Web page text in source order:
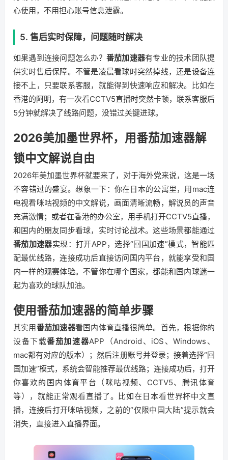
心使用，不用担心账号信息泄露。
5. 售后实时保障，问题随时解决
如果遇到连接问题怎么办？ 番茄加速器有专业的技术团队提
供实时售后保障。不管是凌晨看球时突然掉线，还是设备连
接不上，只要联系客服，就能得到快速响应和解决。比如在
香港的阿明，有一次看CCTV5直播时突然卡顿，联系客服后
5分钟就解决了线路问题，没错过关键进球。
2026美加墨世界杯，用番茄加速器解
锁中文解说自由
2026年美加墨世界杯就要来了，对于海外党来说，这是一场
不容错过的盛宴。想象一下：你在日本的公寓里，用mac连
电视看咪咕视频的中文解说，画面清晰流畅，解说员的声音
充满激情；或者在香港的办公室，用手机打开CCTV5直播，
和国内的朋友同步看球，实时讨论战术。这些场景都能通过
番茄加速器实现：打开APP，选择“回国加速”模式，智能匹
配最优线路，连接成功后直接访问国内平台，就能享受和国
内一样的观赛体验。不管你在哪个国家，都能和国内球迷一
起为喜欢的球队加油。
使用番茄加速器的简单步骤
其实用番茄加速器看国内体育直播很简单。首先，根据你的
设备下载番茄加速器APP（Android、iOS、Windows、
mac都有对应的版本）；然后注册账号并登录；接着选择“回
国加速”模式，系统会智能推荐最优线路；连接成功后，打开
你喜欢的国内体育平台（咪咕视频、CCTV5、腾讯体育
等），就能正常观看直播了。比如在日本看世界杯中文直
播，连接后打开咪咕视频，之前的“仅限中国大陆”提示就会
消失，直接进入直播界面。